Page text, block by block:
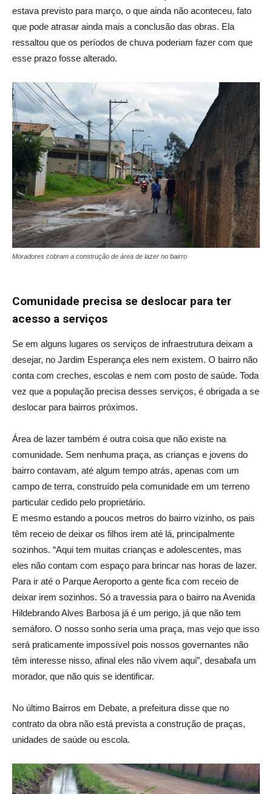
estava previsto para março, o que ainda não aconteceu, fato
que pode atrasar ainda mais a conclusão das obras. Ela
ressaltou que os períodos de chuva poderiam fazer com que
esse prazo fosse alterado.
Moradores cobram a construção de área de lazer no bairro
Comunidade precisa se deslocar para ter
acesso a serviços
Se em alguns lugares os serviços de infraestrutura deixam a
desejar, no Jardim Esperança eles nem existem. O bairro não
conta com creches, escolas e nem com posto de saúde. Toda
vez que a população precisa desses serviços, é obrigada a se
deslocar para bairros próximos.
Área de lazer também é outra coisa que não existe na
comunidade. Sem nenhuma praça, as crianças e jovens do
bairro contavam, até algum tempo atrás, apenas com um
campo de terra, construído pela comunidade em um terreno
particular cedido pelo proprietário.
E mesmo estando a poucos metros do bairro vizinho, os pais
têm receio de deixar os filhos irem até lá, principalmente
sozinhos. “Aqui tem muitas crianças e adolescentes, mas
eles não contam com espaço para brincar nas horas de lazer.
Para ir até o Parque Aeroporto a gente fica com receio de
deixar irem sozinhos. Só a travessia para o bairro na Avenida
Hildebrando Alves Barbosa já é um perigo, já que não tem
semáforo. O nosso sonho seria uma praça, mas vejo que isso
será praticamente impossível pois nossos governantes não
têm interesse nisso, afinal eles não vivem aqui”, desabafa um
morador, que não quis se identificar.
No último Bairros em Debate, a prefeitura disse que no
contrato da obra não está prevista a construção de praças,
unidades de saúde ou escola.